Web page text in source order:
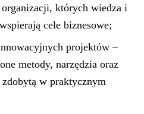
których wiedza i
cele biznesowe;
projektów –
metody, narzędzia oraz
w praktycznym